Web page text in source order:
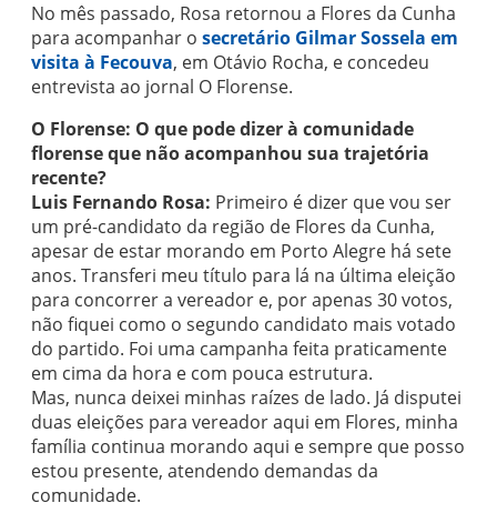
No mês passado, Rosa retornou a Flores da Cunha
para acompanhar o secretário Gilmar Sossela em
visita à Fecouva, em Otávio Rocha, e concedeu
entrevista ao jornal O Florense.
O Florense: O que pode dizer à comunidade
florense que não acompanhou sua trajetória
recente?
Luis Fernando Rosa: Primeiro é dizer que vou ser
um pré-candidato da região de Flores da Cunha,
apesar de estar morando em Porto Alegre há sete
anos. Transferi meu título para lá na última eleição
para concorrer a vereador e, por apenas 30 votos,
não fiquei como o segundo candidato mais votado
do partido. Foi uma campanha feita praticamente
em cima da hora e com pouca estrutura.
Mas, nunca deixei minhas raízes de lado. Já disputei
duas eleições para vereador aqui em Flores, minha
família continua morando aqui e sempre que posso
estou presente, atendendo demandas da
comunidade.